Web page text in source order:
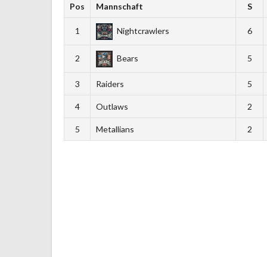
Pos Mannschaft S
1 Nightcrawlers 6
2 Bears 5
3 Raiders 5
4 Outlaws 2
5 Metallians 2